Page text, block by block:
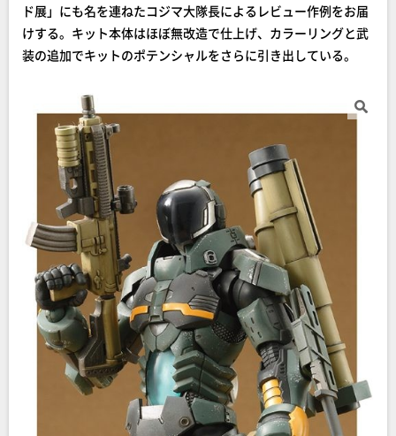
ド展」にも名を連ねたコジマ大隊長によるレビュー作例をお届
けする。キット本体はほぼ無改造で仕上げ、カラーリングと武
装の追加でキットのポテンシャルをさらに引き出している。